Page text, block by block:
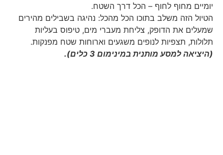
יומיים מחוף לחוף – הכל דרך השטח.
הטיול הזה משלב בתוכו הכל מהכל: נהיגה בשבילים מהירים
שמעלים את הדופק, צליחת מעברי מים, טיפוס בעליות
תלולות, תצפיות לנופים משגעים וארוחות שטח מפנקות.
(היציאה למסע מותנית במינימום 3 כלים).